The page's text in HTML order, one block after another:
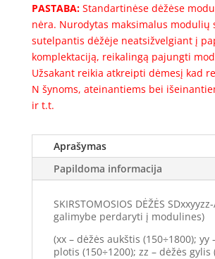
(600x400x200)
Komplektacija
PASTABA:Standartinėse dėžėse
nėra. Nurodytas maksimalus modulių
sutelpantis dėžėje neatsižvelgiant į
komplektaciją, reikalingą pajungti
Užsakant reikia atkreipti dėmesį kad
N šynoms, ateinantiems bei
ir t.t.
Aprašymas
Papildoma informacija
SKIRSTOMOSIOS DĖŽĖS
galimybe perdaryti į modulines)
(xx – dėžės aukštis (150÷1800); yy
plotis (150÷1200); zz – dėžės gylis